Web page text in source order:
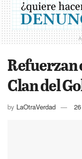
Refuerzan
Clan del
by LaOtraVerdad